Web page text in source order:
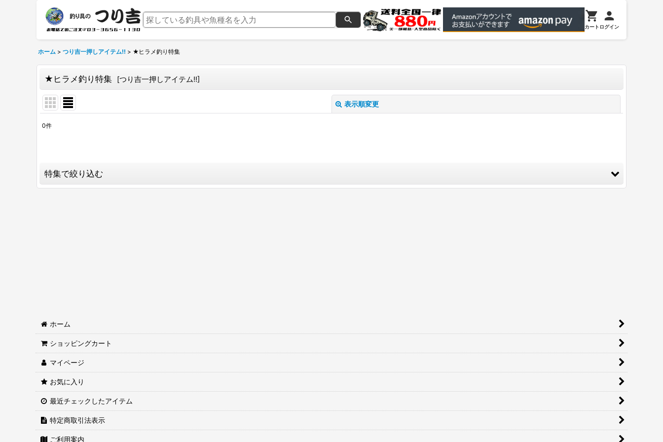
カート ログイン
ホーム > つり吉一押しアイテム!! > ★ヒラメ釣り特集
★ヒラメ釣り特集 [つり吉一押しアイテム!!]
表示順変更
絞り込む
0件
特集で絞り込む
★キハダマグロ・カツオ釣り特集(ライブベイト)
★キンメ アコウ ベニアコウ 深場釣り特集
★大物釣り特集
★ディープジギング特集
★アカムツ・クロムツ特集
ホーム
ショッピングカート
マイページ
お気に入り
最近チェックしたアイテム
特定商取引法表示
ご利用案内